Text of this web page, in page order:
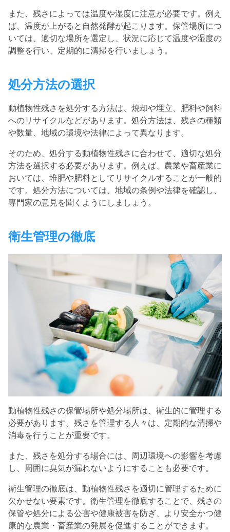
また、残さによっては温度や湿度に注意が必要です。 例え
ば、温度が上がると自然発酵が起こります。 保管場所につ
いては、適切な場所を選定し、状況に応じて温度や湿度の
調整を行い、定期的に清掃を行いましょう。
処分方法の選択
動植物性残さを処分する方法は、焼却や埋立、肥料や飼料
へのリサイクルなどがあります。 処分方法は、残さの種類
や数量、地域の環境や法律によって異なります。
そのため、処分する動植物性残さに合わせて、適切な処分
方法を選択する必要があります。 例えば、農業や畜産業に
おいては、堆肥や肥料としてリサイクルすることが一般的
です。 処分方法については、地域の条例や法律を確認し、
専門家の意見を聞くようにしましょう。
衛生管理の徹底
動植物性残さの保管場所や処分場所は、衛生的に管理する
必要があります。 残さを管理する人々は、定期的な清掃や
消毒を行うことが重要です。
また、残さを処分する場合には、周辺環境への影響を考慮
し、周囲に臭気が漏れないようにすることも必要です。
衛生管理の徹底は、動植物性残さを適切に管理するために
欠かせない要素です。 衛生管理を徹底することで、残さの
保管や処分による公害や健康被害を防ぎ、より安全かつ健
康的な農業・畜産業の発展を促進することができます。